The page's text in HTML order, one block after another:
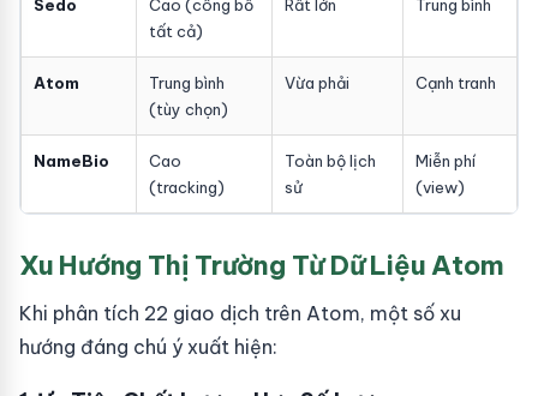
Sedo
Cao (công bố
tất cả)
Rất lớn Trung bình
Atom
Trung bình
(tùy chọn)
Vừa phải Cạnh tranh
NameBio
Cao
(tracking)
Toàn bộ lịch
sử
Miễn phí
(view)
Xu Hướng Thị Trường Từ Dữ Liệu Atom
Khi phân tích 22 giao dịch trên Atom, một số xu
hướng đáng chú ý xuất hiện: